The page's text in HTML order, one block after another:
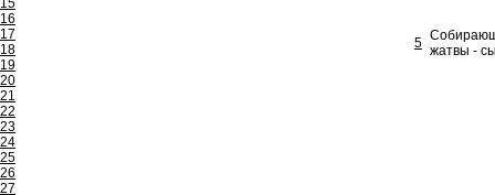
15
16
17
18
19
20
21
22
23
24
25
26
27
5 жатвы -